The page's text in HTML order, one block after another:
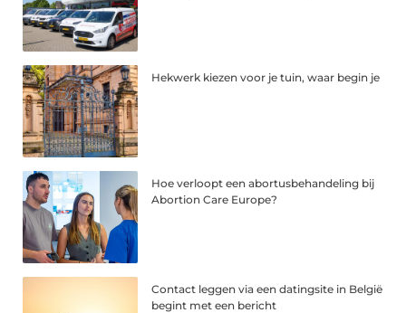
Hekwerk kiezen voor je tuin, waar begin je
Hoe verloopt een abortusbehandeling bij
Abortion Care Europe?
Contact leggen via een datingsite in België
begint met een bericht